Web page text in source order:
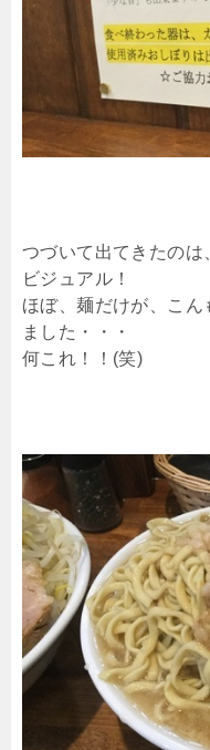
つづいて出てきたのは
ビジュアル！
ほぼ、麺だけが、こん
ました・・・
何これ！！(笑)